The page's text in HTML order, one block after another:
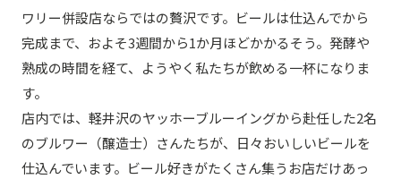
ワリー併設店ならではの贅沢です。ビールは仕込んでから
完成まで、およそ3週間から1か月ほどかかるそう。発酵や
熟成の時間を経て、ようやく私たちが飲める一杯になりま
す。
店内では、軽井沢のヤッホーブルーイングから赴任した2名
のブルワー（醸造士）さんたちが、日々おいしいビールを
仕込んでいます。ビール好きがたくさん集うお店だけあっ